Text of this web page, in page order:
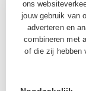
ons
jouw gebruik van
adverteren en
combineren met
of die zij hebben